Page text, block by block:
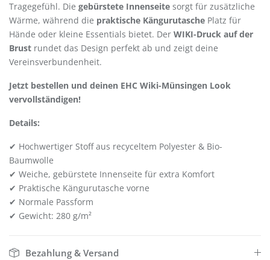
Tragegefühl. Die gebürstete Innenseite sorgt für zusätzliche
Wärme, während die praktische Kängurutasche Platz für
Hände oder kleine Essentials bietet. Der WIKI-Druck auf der
Brust rundet das Design perfekt ab und zeigt deine
Vereinsverbundenheit.
Jetzt bestellen und deinen EHC Wiki-Münsingen Look
vervollständigen!
Details:
✔ Hochwertiger Stoff aus recyceltem Polyester & Bio-
Baumwolle
✔ Weiche, gebürstete Innenseite für extra Komfort
✔ Praktische Kängurutasche vorne
✔ Normale Passform
✔ Gewicht: 280 g/m²
Bezahlung & Versand